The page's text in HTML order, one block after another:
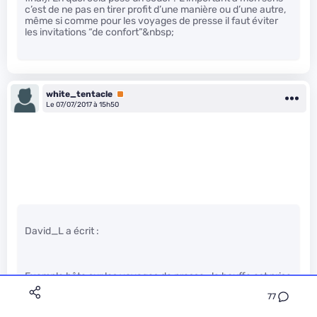
77
c’est de ne pas en tirer profit d’une manière ou d’une autre,
même si comme pour les voyages de presse il faut éviter
les invitations “de confort”&nbsp;
white_tentacle Premium
Le 07/07/2017 à 15h50
David_L a écrit :
Exemple bête sur les voyages de presse : la bouffe est prise
en charge. Pendant certains IDF, Intel filait une Amex pour
permettre aux journalistes de manger où ils veulent dans le